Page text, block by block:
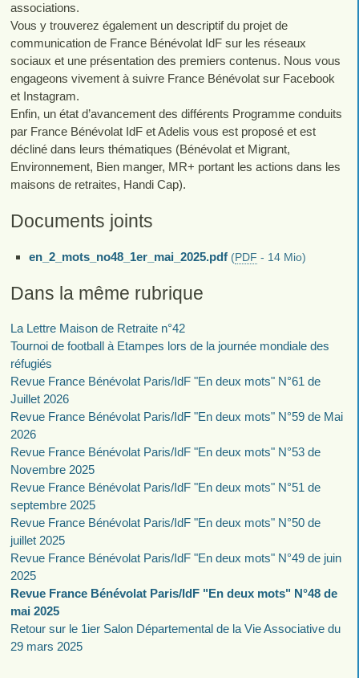
associations.
Vous y trouverez également un descriptif du projet de
communication de France Bénévolat IdF sur les réseaux
sociaux et une présentation des premiers contenus. Nous vous
engageons vivement à suivre France Bénévolat sur Facebook
et Instagram.
Enfin, un état d’avancement des différents Programme conduits
par France Bénévolat IdF et Adelis vous est proposé et est
décliné dans leurs thématiques (Bénévolat et Migrant,
Environnement, Bien manger, MR+ portant les actions dans les
maisons de retraites, Handi Cap).
Documents joints
en_2_mots_no48_1er_mai_2025.pdf (PDF - 14 Mio)
Dans la même rubrique
La Lettre Maison de Retraite n°42
Tournoi de football à Etampes lors de la journée mondiale des
réfugiés
Revue France Bénévolat Paris/IdF "En deux mots" N°61 de
Juillet 2026
Revue France Bénévolat Paris/IdF "En deux mots" N°59 de Mai
2026
Revue France Bénévolat Paris/IdF "En deux mots" N°53 de
Novembre 2025
Revue France Bénévolat Paris/IdF "En deux mots" N°51 de
septembre 2025
Revue France Bénévolat Paris/IdF "En deux mots" N°50 de
juillet 2025
Revue France Bénévolat Paris/IdF "En deux mots" N°49 de juin
2025
Revue France Bénévolat Paris/IdF "En deux mots" N°48 de
mai 2025
Retour sur le 1ier Salon Départemental de la Vie Associative du
29 mars 2025